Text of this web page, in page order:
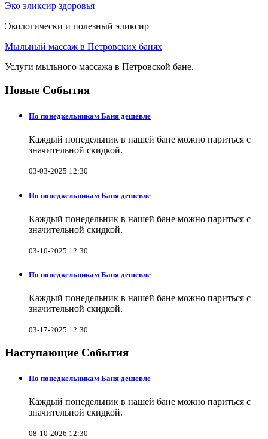
Эко эликсир здоровья
Экологически и полезный эликсир
Мыльный массаж в Петровских банях
Услуги мыльного массажа в Петровской бане.
Новые События
По понедкельникам Баня дешевле
Каждый понедельник в нашей бане можно париться с
значительной скидкой.
03-03-2025 12:30
По понедкельникам Баня дешевле
Каждый понедельник в нашей бане можно париться с
значительной скидкой.
03-10-2025 12:30
По понедкельникам Баня дешевле
Каждый понедельник в нашей бане можно париться с
значительной скидкой.
03-17-2025 12:30
Наступающие События
По понедкельникам Баня дешевле
Каждый понедельник в нашей бане можно париться с
значительной скидкой.
08-10-2026 12:30